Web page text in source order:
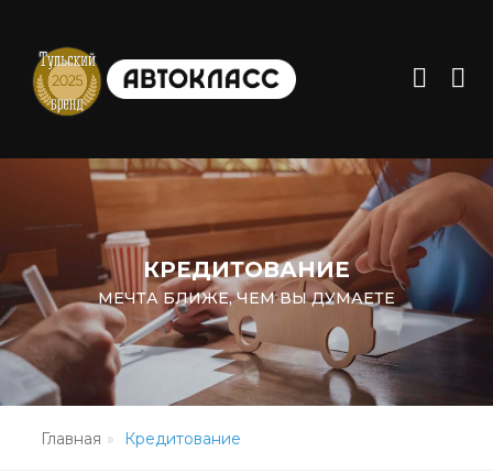
КРЕДИТОВАНИЕ
МЕЧТА БЛИЖЕ, ЧЕМ ВЫ ДУМАЕТЕ
Главная Кредитование